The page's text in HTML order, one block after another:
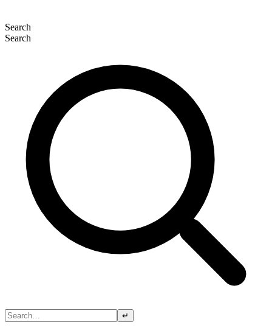
Search
Search
↵